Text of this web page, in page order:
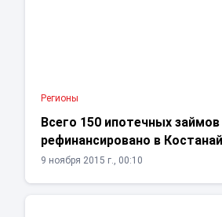
Регионы
Всего 150 ипотечных займов
рефинансировано в
9 ноября 2015 г., 00:10